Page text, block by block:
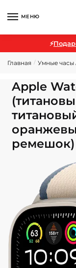
МЕНЮ
⚡
Главная / Умные часы
Apple
ремешок)